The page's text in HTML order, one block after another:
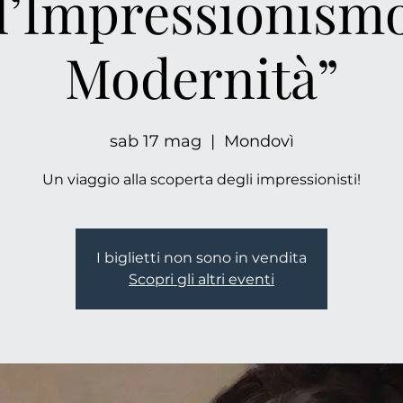
Modernità”
sab 17 mag
  |
Mondovì
Un viaggio alla scoperta degli impressionisti!
I biglietti non sono in vendita
Scopri gli altri eventi